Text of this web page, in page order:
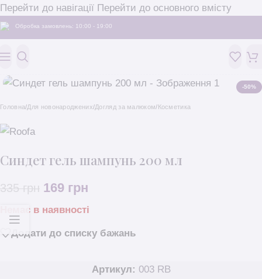
Перейти до навігації Перейти до основного вмісту
Обробка замовлень: 10:00 - 19:00
-50%
Головна/Для новонароджених/Догляд за малюком/Косметика
Синдет гель шампунь 200 мл
335грн 169 грн
Немає в наявності
Додати до списку бажань
Артикул: 003 RB